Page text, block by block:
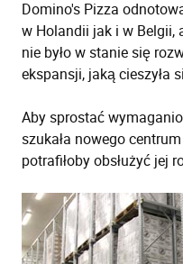
Domino's Pizza
w Holandii jak i w Belgii,
nie było w stanie się
ekspansji, jaką cieszyła
Aby sprostać
szukała nowego
potrafiłoby obsłużyć jej